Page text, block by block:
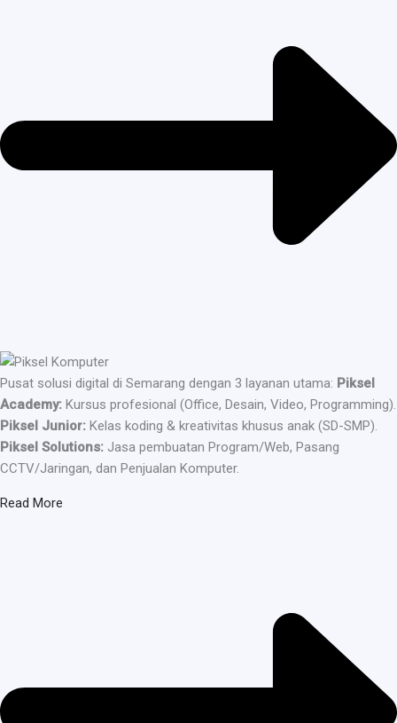
Pusat solusi digital di Semarang dengan 3 layanan utama: Piksel
Academy: Kursus profesional (Office, Desain, Video, Programming).
Piksel Junior: Kelas koding & kreativitas khusus anak (SD-SMP).
Piksel Solutions: Jasa pembuatan Program/Web, Pasang
CCTV/Jaringan, dan Penjualan Komputer.
Read More